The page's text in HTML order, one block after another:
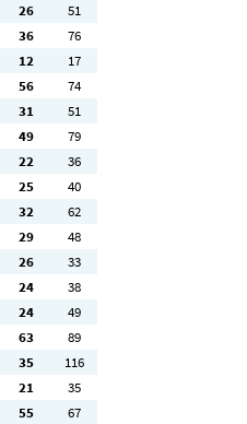
26
51
36
76
12
17
56
74
31
51
49
79
22
36
25
40
32
62
29
48
26
33
24
38
24
49
63
89
35
116
21
35
55
67